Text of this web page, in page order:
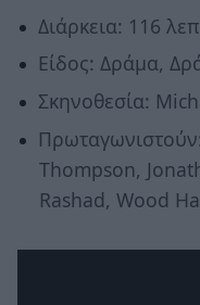
Διάρκεια: 116
Είδος: Δράμα,
Σκηνοθεσία:
Thompson,
Rashad, Wood